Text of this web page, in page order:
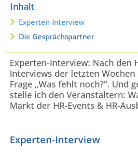
Inhalt
Experten-Interview
Die Gesprächspartner
Experten-Interview: Nach den
Interviews der letzten
Frage „Was fehlt noch?“. Und
stelle ich den Veranstaltern:
Markt der HR-Events & HR-
Experten-Interview